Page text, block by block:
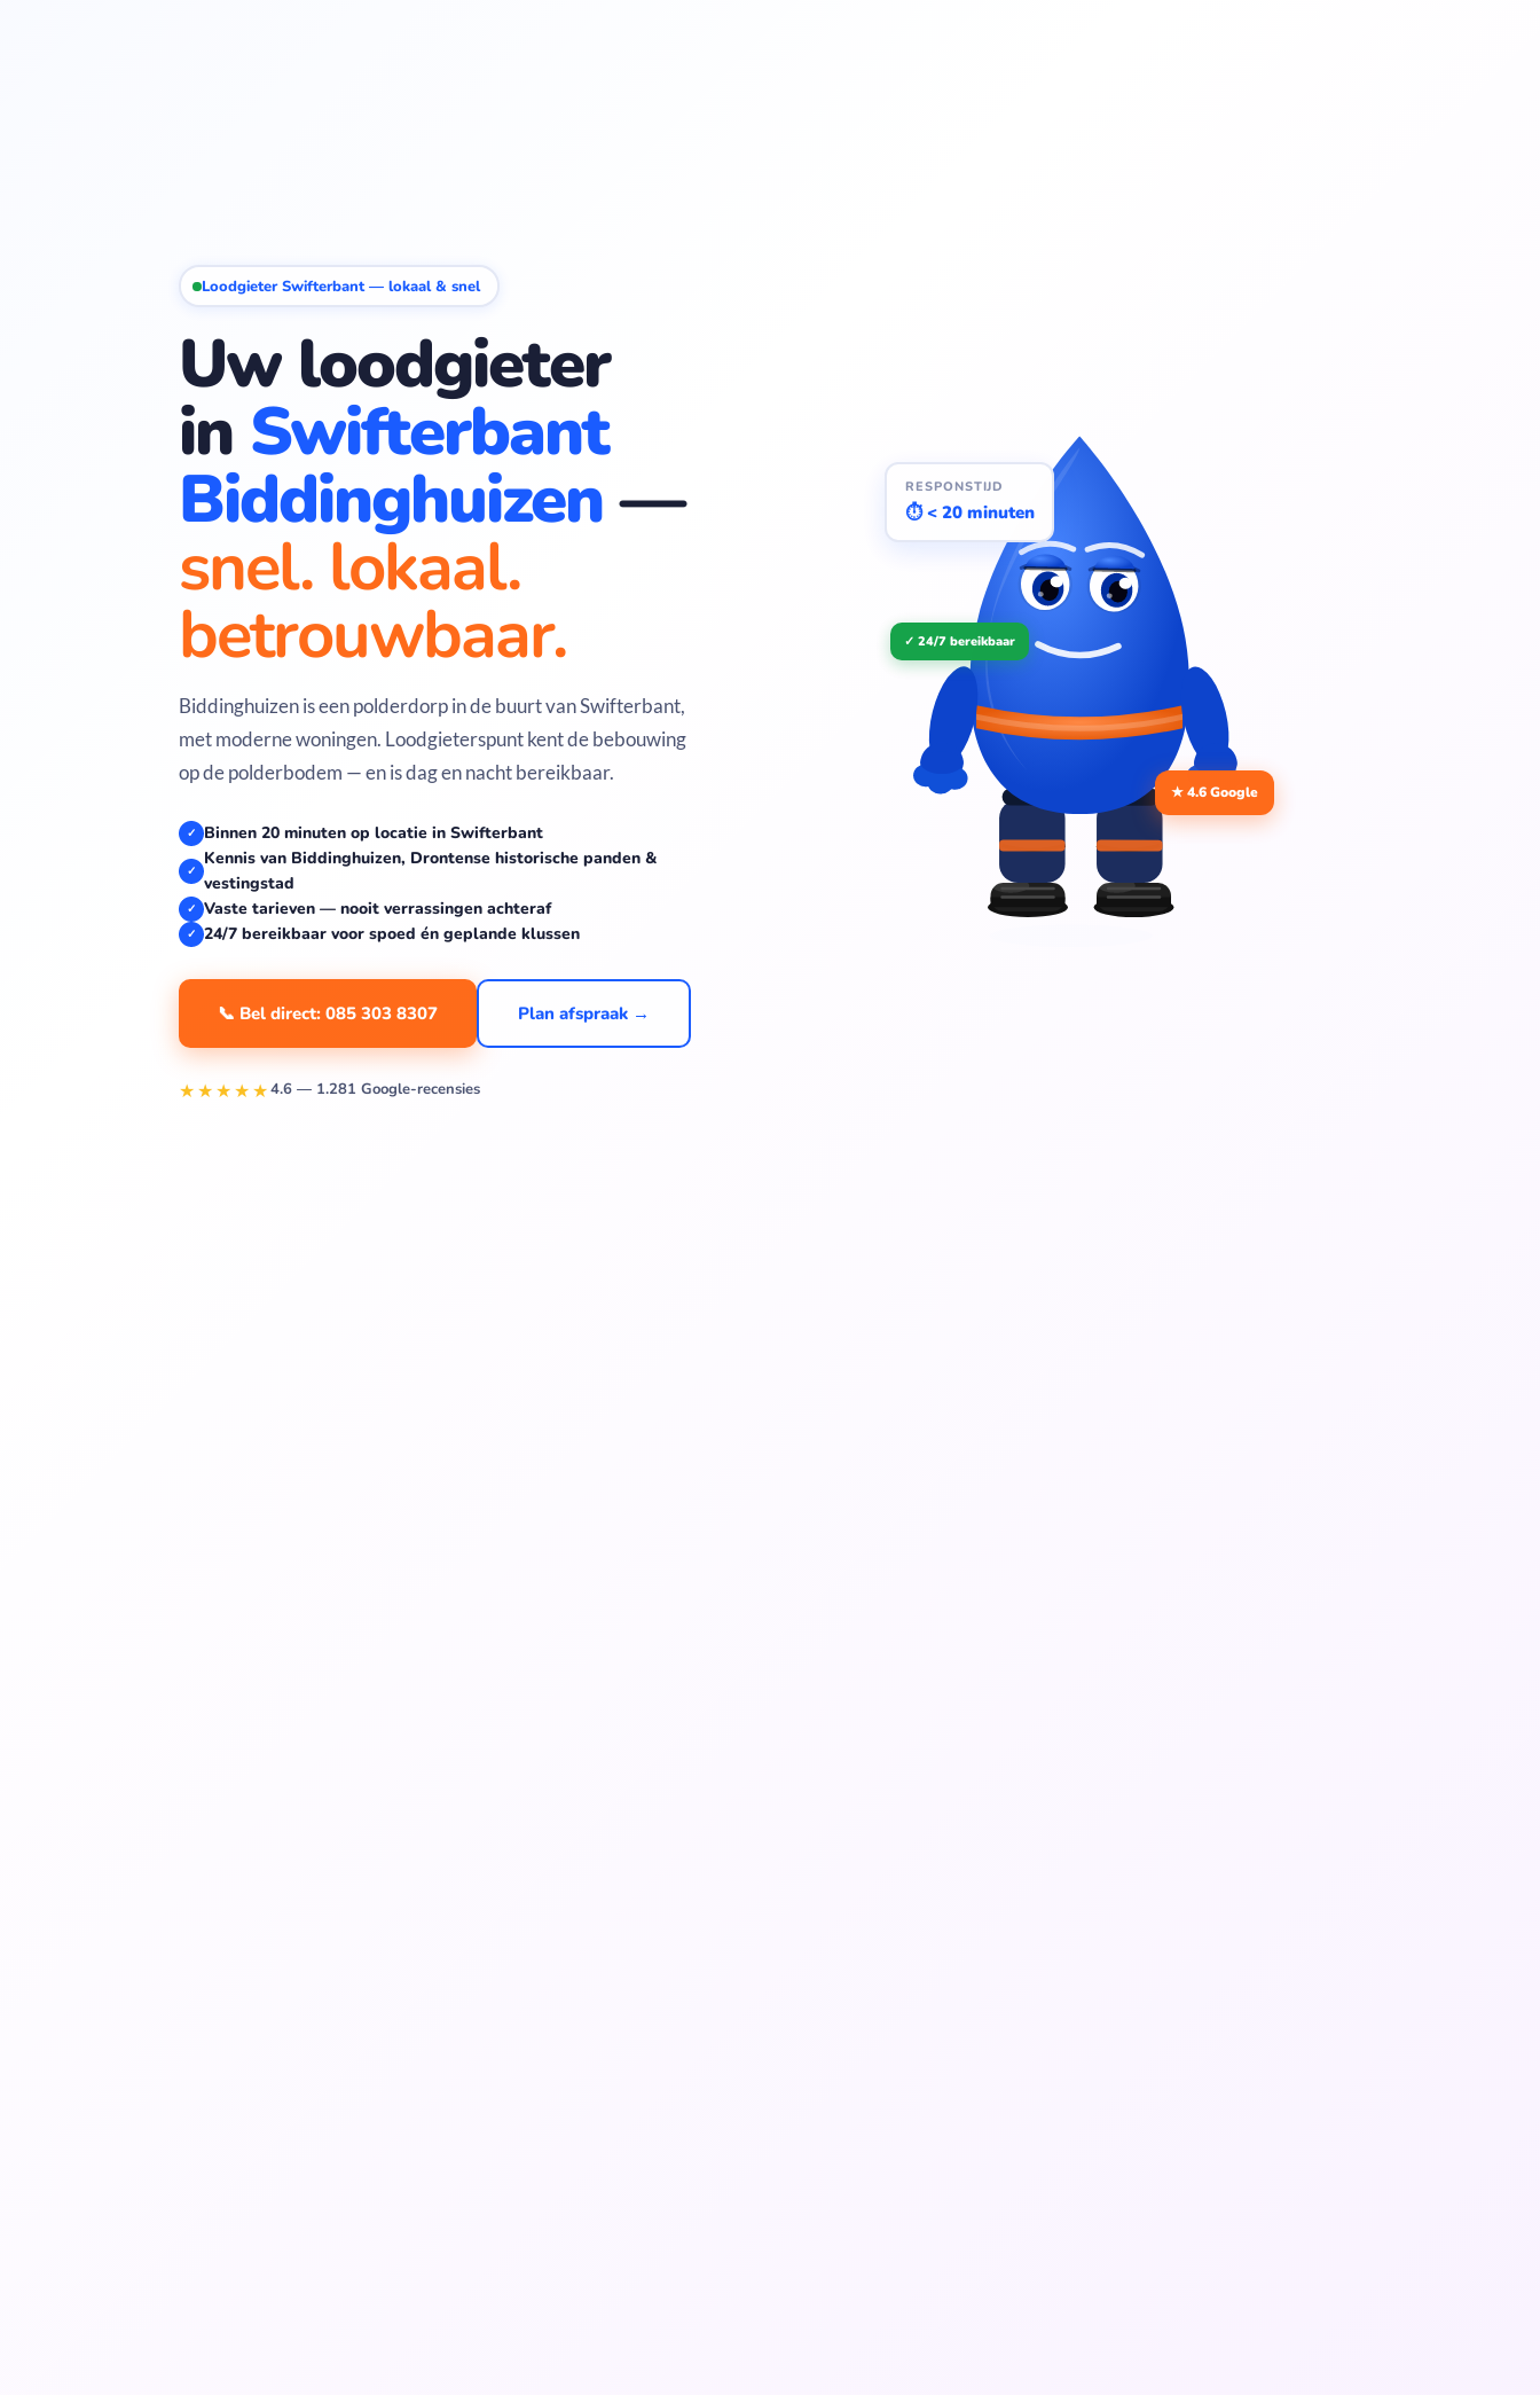
Loodgieter Swifterbant — lokaal & snel
Uw loodgieter
in Swifterbant
Biddinghuizen—
snel. lokaal.
betrouwbaar.
Biddinghuizen is een polderdorp in de buurt van Swifterbant,
met moderne woningen. Loodgieterspunt kent de bebouwing
op de polderbodem — en is dag en nacht bereikbaar.
✓ Binnen 20 minuten op locatie in Swifterbant
✓
Kennis van Biddinghuizen, Drontense historische panden &
vestingstad
✓ Vaste tarieven — nooit verrassingen achteraf
✓ 24/7 bereikbaar voor spoed én geplande klussen
📞 Bel direct: 085 303 8307 Plan afspraak →
★★★★★4.6 — 1.281 Google-recensies
RESPONSTIJD
⏱ < 20 minuten
★ 4.6 Google
✓ 24/7 bereikbaar